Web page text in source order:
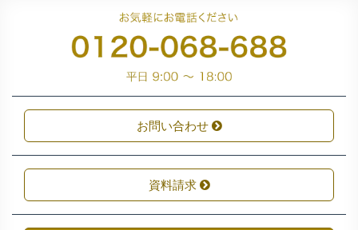
お問い合わせ
資料請求